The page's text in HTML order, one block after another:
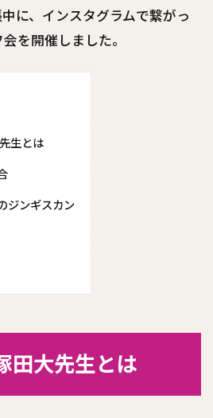
に、インスタグラムで繋がっ
を開催しました。
生とは
ジンギスカン
田大先生とは